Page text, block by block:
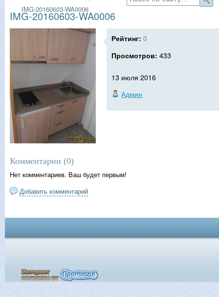
IMG-20160603-WA0006
IMG-20160603-WA0006
Рейтинг: 0
Просмотров: 433
13 июля 2016
Админ
Комментарии (0)
Нет комментариев. Ваш будет первым!
Добавить комментарий